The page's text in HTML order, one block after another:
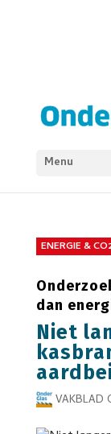
Menu
ENERGIE &
dan
Niet
VAKBLAD